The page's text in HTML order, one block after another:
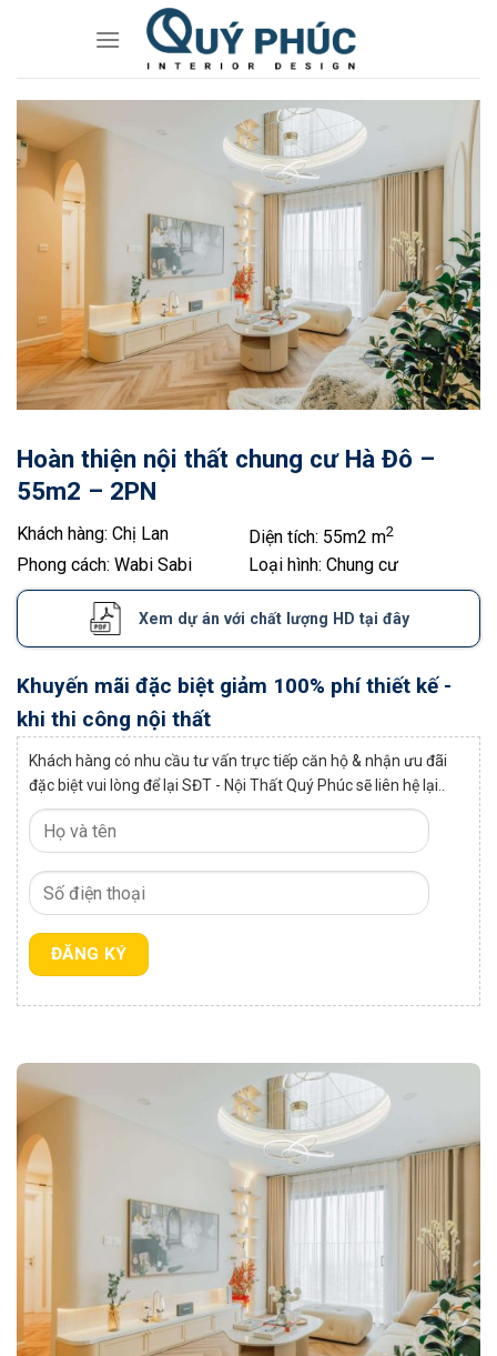
Hoàn thiện nội thất chung cư Hà Đô –
55m2 – 2PN
Khách hàng: Chị Lan Diện tích: 55m2 m2
Phong cách: Wabi Sabi Loại hình: Chung cư
Xem dự án với chất lượng HD tại đây
Khuyến mãi đặc biệt giảm 100% phí thiết kế -
khi thi công nội thất
Khách hàng có nhu cầu tư vấn trực tiếp căn hộ & nhận ưu đãi
đặc biệt vui lòng để lại SĐT - Nội Thất Quý Phúc sẽ liên hệ lại..